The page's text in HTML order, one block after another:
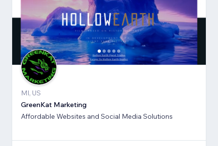
MI, US
GreenKat Marketing
Affordable Websites and Social Media Solutions